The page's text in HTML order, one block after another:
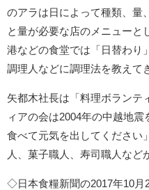
のアラは日によって種類、量
と量が必要な店のメニューと
港などの食堂では「日替わり
調理人などに調理法を教えて
矢都木社長は「料理ボランテ
ィアの会は2004年の中越地
食べて元気を出してください
人、菓子職人、寿司職人など
◇日本食糧新聞の2017年10月